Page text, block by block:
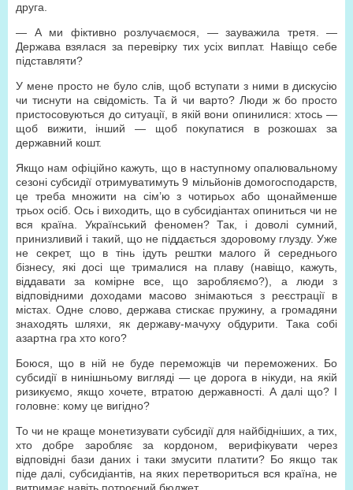
друга.
— А ми фіктивно розлучаємося, — зауважила третя. —
Держава взялася за перевірку тих усіх виплат. Навіщо себе
підставляти?
У мене просто не було слів, щоб вступати з ними в дискусію
чи тиснути на свідомість. Та й чи варто? Люди ж бо просто
пристосовуються до ситуації, в якій вони опинилися: хтось —
щоб вижити, інший — щоб покупатися в розкошах за
державний кошт.
Якщо нам офіційно кажуть, що в наступному опалювальному
сезоні субсидії отримуватимуть 9 мільйонів домогосподарств,
це треба множити на сім’ю з чотирьох або щонайменше
трьох осіб. Ось і виходить, що в субсидіантах опиниться чи не
вся країна. Український феномен? Так, і доволі сумний,
принизливий і такий, що не піддається здоровому глузду. Уже
не секрет, що в тінь ідуть рештки малого й середнього
бізнесу, які досі ще трималися на плаву (навіщо, кажуть,
віддавати за комірне все, що заробляємо?), а люди з
відповідними доходами масово знімаються з реєстрації в
містах. Одне слово, держава стискає пружину, а громадяни
знаходять шляхи, як державу-мачуху обдурити. Така собі
азартна гра хто кого?
Боюся, що в ній не буде переможців чи переможених. Бо
субсидії в нинішньому вигляді — це дорога в нікуди, на якій
ризикуємо, якщо хочете, втратою державності. А далі що? І
головне: кому це вигідно?
То чи не краще монетизувати субсидії для найбідніших, а тих,
хто добре заробляє за кордоном, верифікувати через
відповідні бази даних і таки змусити платити? Бо якщо так
піде далі, субсидіантів, на яких перетвориться вся країна, не